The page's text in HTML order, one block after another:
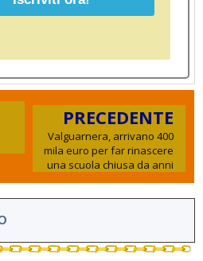
PRECEDENTE
Valguarnera, arrivano 400
mila euro per far rinascere
una scuola chiusa da anni